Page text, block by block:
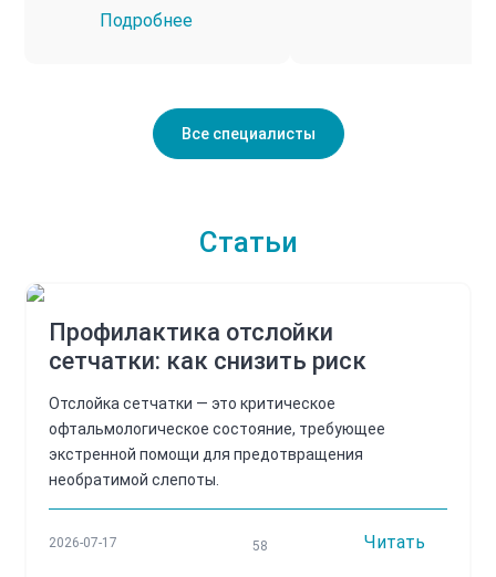
Подробнее
Все специалисты
Статьи
Профилактика отслойки
сетчатки: как снизить риск
Отслойка сетчатки — это критическое
офтальмологическое состояние, требующее
экстренной помощи для предотвращения
необратимой слепоты.
2026-07-17 58 Читать